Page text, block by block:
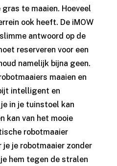
te maaien. Hoeveel
ook heeft. De iMOW
antwoord op de
reserveren voor een
namelijk bijna geen.
maaien en
intelligent en
in je tuinstoel kan
kan van het mooie
robotmaaier
je robotmaaier zonder
hem tegen de stralen